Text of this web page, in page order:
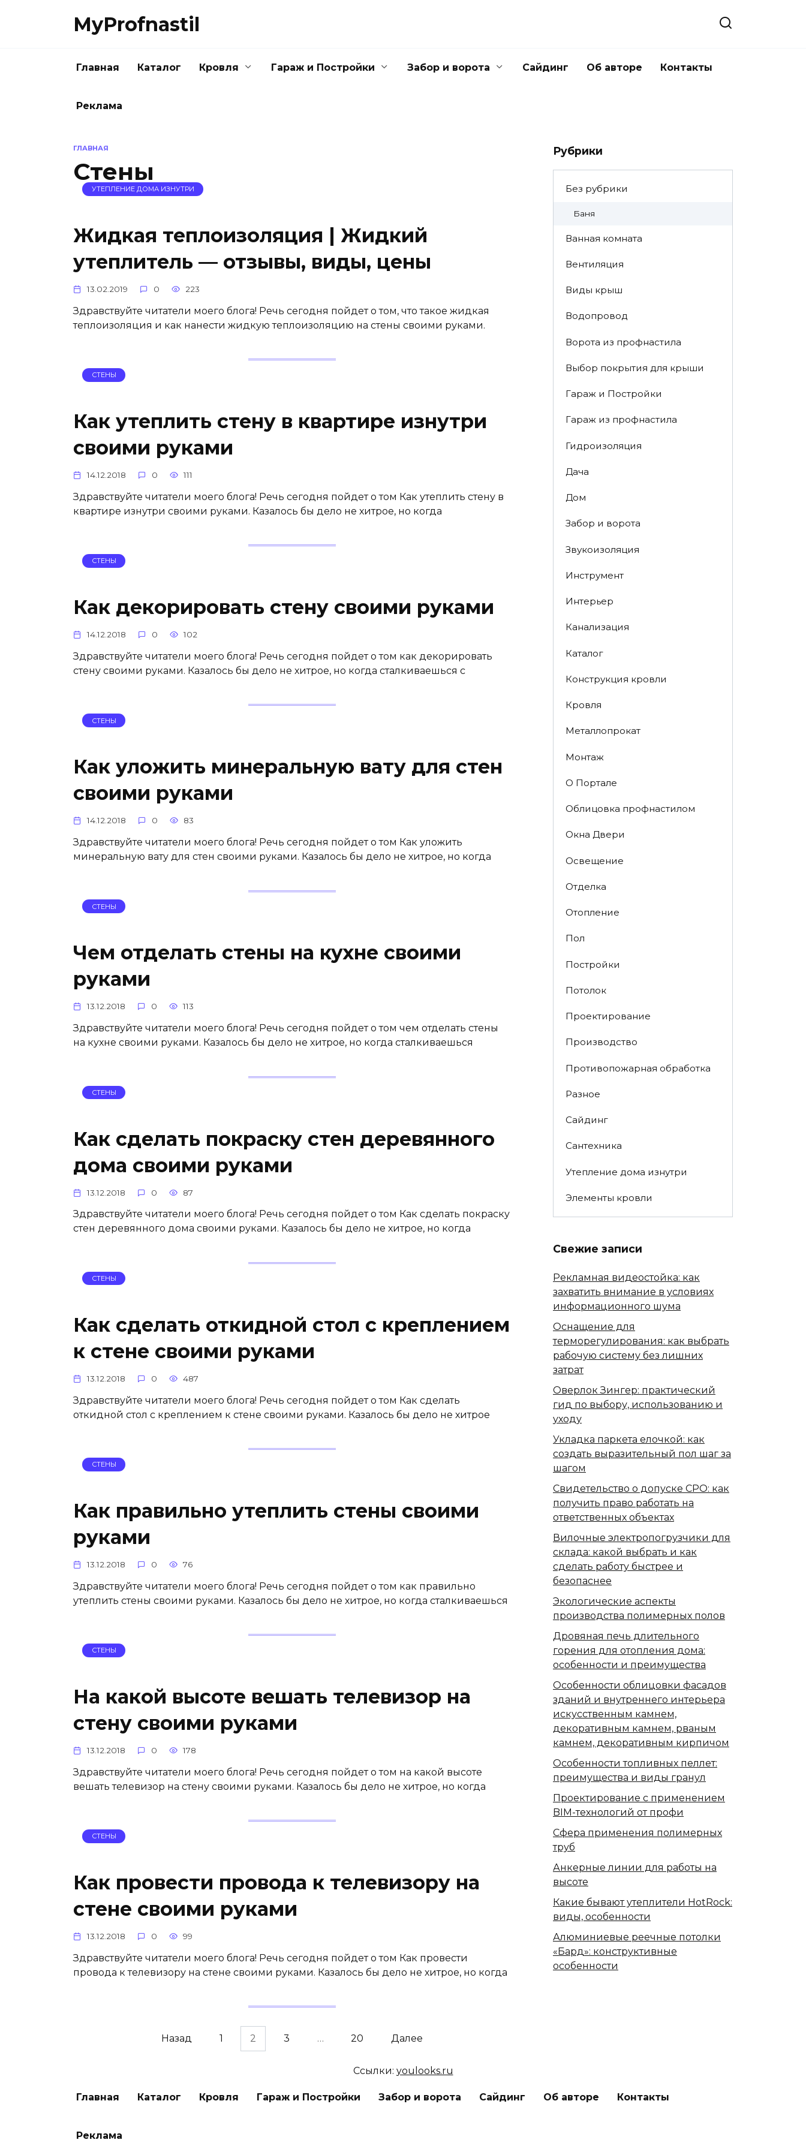
MyProfnastil
Главная Каталог Кровля Гараж и Постройки Забор и ворота Сайдинг Об авторе Контакты
Реклама
ГЛАВНАЯ
Стены
УТЕПЛЕНИЕ ДОМА ИЗНУТРИ
Жидкая теплоизоляция | Жидкий
утеплитель — отзывы, виды, цены
13.02.2019 0 223
Здравствуйте читатели моего блога! Речь сегодня пойдет о том, что такое жидкая
теплоизоляция и как нанести жидкую теплоизоляцию на стены своими руками.
СТЕНЫ
Как утеплить стену в квартире изнутри
своими руками
14.12.2018 0 111
Здравствуйте читатели моего блога! Речь сегодня пойдет о том Как утеплить стену в
квартире изнутри своими руками. Казалось бы дело не хитрое, но когда
СТЕНЫ
Как декорировать стену своими руками
14.12.2018 0 102
Здравствуйте читатели моего блога! Речь сегодня пойдет о том как декорировать
стену своими руками. Казалось бы дело не хитрое, но когда сталкиваешься с
СТЕНЫ
Как уложить минеральную вату для стен
своими руками
14.12.2018 0 83
Здравствуйте читатели моего блога! Речь сегодня пойдет о том Как уложить
минеральную вату для стен своими руками. Казалось бы дело не хитрое, но когда
СТЕНЫ
Чем отделать стены на кухне своими
руками
13.12.2018 0 113
Здравствуйте читатели моего блога! Речь сегодня пойдет о том чем отделать стены
на кухне своими руками. Казалось бы дело не хитрое, но когда сталкиваешься
СТЕНЫ
Как сделать покраску стен деревянного
дома своими руками
13.12.2018 0 87
Здравствуйте читатели моего блога! Речь сегодня пойдет о том Как сделать покраску
стен деревянного дома своими руками. Казалось бы дело не хитрое, но когда
СТЕНЫ
Как сделать откидной стол с креплением
к стене своими руками
13.12.2018 0 487
Здравствуйте читатели моего блога! Речь сегодня пойдет о том Как сделать
откидной стол с креплением к стене своими руками. Казалось бы дело не хитрое
СТЕНЫ
Как правильно утеплить стены своими
руками
13.12.2018 0 76
Здравствуйте читатели моего блога! Речь сегодня пойдет о том как правильно
утеплить стены своими руками. Казалось бы дело не хитрое, но когда сталкиваешься
СТЕНЫ
На какой высоте вешать телевизор на
стену своими руками
13.12.2018 0 178
Здравствуйте читатели моего блога! Речь сегодня пойдет о том на какой высоте
вешать телевизор на стену своими руками. Казалось бы дело не хитрое, но когда
СТЕНЫ
Как провести провода к телевизору на
стене своими руками
13.12.2018 0 99
Здравствуйте читатели моего блога! Речь сегодня пойдет о том Как провести
провода к телевизору на стене своими руками. Казалось бы дело не хитрое, но когда
Назад 1 2 3 … 20 Далее
Рубрики
Без рубрики
Баня
Ванная комната
Вентиляция
Виды крыш
Водопровод
Ворота из профнастила
Выбор покрытия для крыши
Гараж и Постройки
Гараж из профнастила
Гидроизоляция
Дача
Дом
Забор и ворота
Звукоизоляция
Инструмент
Интерьер
Канализация
Каталог
Конструкция кровли
Кровля
Металлопрокат
Монтаж
О Портале
Облицовка профнастилом
Окна Двери
Освещение
Отделка
Отопление
Пол
Постройки
Потолок
Проектирование
Производство
Противопожарная обработка
Разное
Сайдинг
Сантехника
Утепление дома изнутри
Элементы кровли
Свежие записи
Рекламная видеостойка: как
захватить внимание в условиях
информационного шума
Оснащение для
терморегулирования: как выбрать
рабочую систему без лишних
затрат
Оверлок Зингер: практический
гид по выбору, использованию и
уходу
Укладка паркета елочкой: как
создать выразительный пол шаг за
шагом
Свидетельство о допуске СРО: как
получить право работать на
ответственных объектах
Вилочные электропогрузчики для
склада: какой выбрать и как
сделать работу быстрее и
безопаснее
Экологические аспекты
производства полимерных полов
Дровяная печь длительного
горения для отопления дома:
особенности и преимущества
Особенности облицовки фасадов
зданий и внутреннего интерьера
искусственным камнем,
декоративным камнем, рваным
камнем, декоративным кирпичом
Особенности топливных пеллет:
преимущества и виды гранул
Проектирование с применением
BIM-технологий от профи
Сфера применения полимерных
труб
Анкерные линии для работы на
высоте
Какие бывают утеплители HotRock:
виды, особенности
Алюминиевые реечные потолки
«Бард»: конструктивные
особенности
Главная Каталог Кровля Гараж и Постройки Забор и ворота Сайдинг Об авторе Контакты
Реклама
Ссылки: youlooks.ru